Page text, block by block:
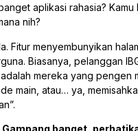
aplikasi rahasia?
nih?
Fitur menyembunyikan
Biasanya, pelanggan
mereka yang pengen
main, atau… ya,
banget,